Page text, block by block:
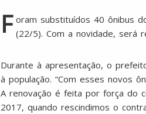
F oram substituídos 40 ônibus
(22/5). Com a novidade, será
Durante à apresentação, o
à população. “Com esses novos
A renovação é feita por força do
2017, quando rescindimos o